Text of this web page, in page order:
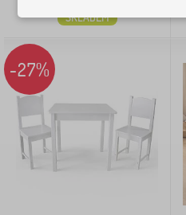
hnědá
3
modrá
3
tyrkys
zobrazit
více >
SKLADEM
-27%